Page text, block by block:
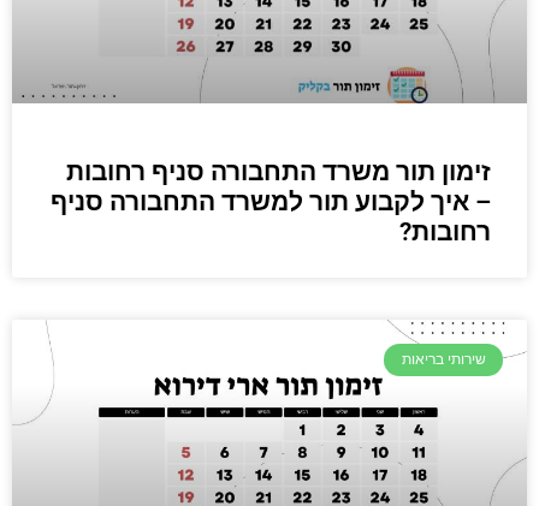
זימון תור משרד התחבורה סניף רחובות
– איך לקבוע תור למשרד התחבורה סניף
רחובות?
שירותי בריאות